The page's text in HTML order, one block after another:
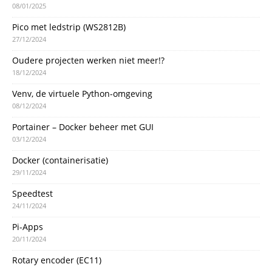
08/01/2025
Pico met ledstrip (WS2812B)
27/12/2024
Oudere projecten werken niet meer!?
18/12/2024
Venv, de virtuele Python-omgeving
08/12/2024
Portainer – Docker beheer met GUI
03/12/2024
Docker (containerisatie)
29/11/2024
Speedtest
24/11/2024
Pi-Apps
20/11/2024
Rotary encoder (EC11)